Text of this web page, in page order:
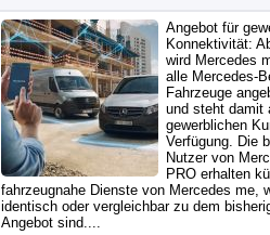
Angebot für
Konnektivität:
wird Mercedes
alle
Fahrzeuge
und steht damit
gewerblichen
Verfügung. Die
Nutzer von
PRO erhalten
fahrzeugnahe Dienste von Mercedes me,
identisch oder vergleichbar zu dem
Angebot sind....